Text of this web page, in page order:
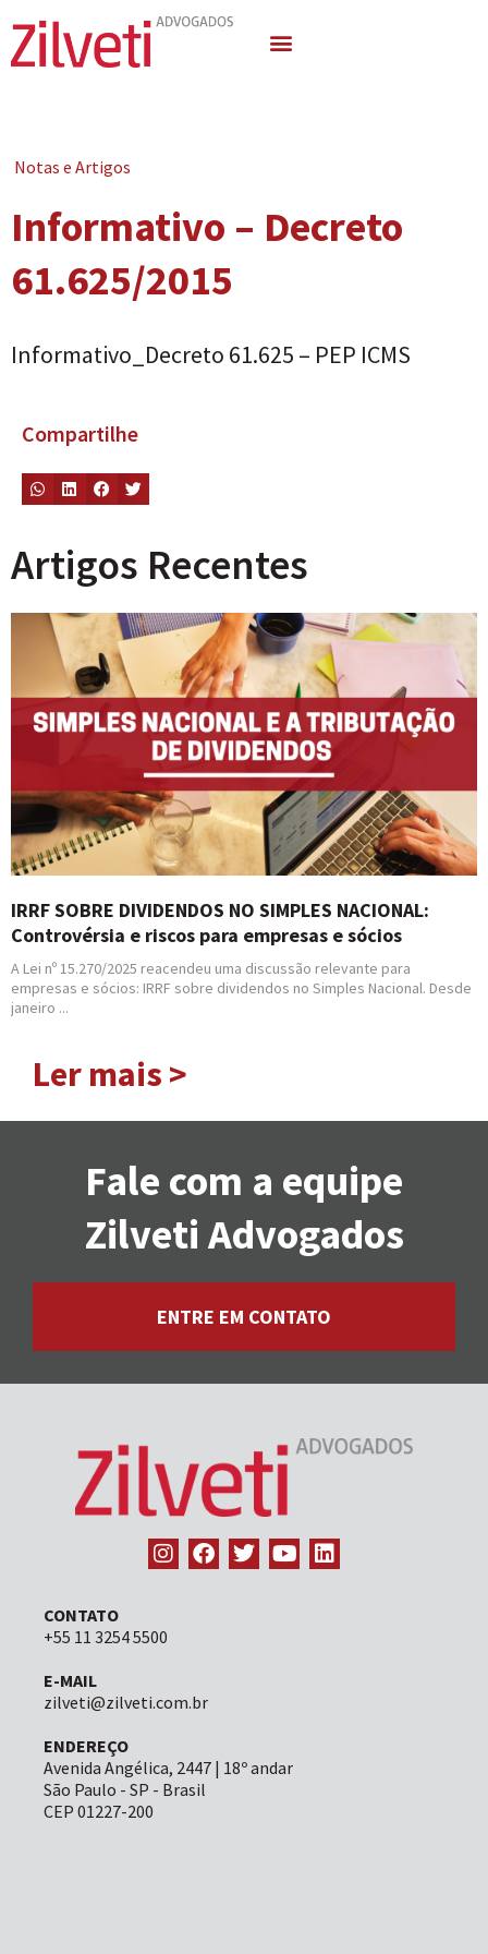
Notas e Artigos
Informativo – Decreto
61.625/2015
Informativo_Decreto 61.625 – PEP ICMS
Compartilhe
Artigos Recentes
IRRF SOBRE DIVIDENDOS NO SIMPLES NACIONAL:
Controvérsia e riscos para empresas e sócios
A Lei nº 15.270/2025 reacendeu uma discussão relevante para
empresas e sócios: IRRF sobre dividendos no Simples Nacional. Desde
janeiro ...
Ler mais >
Fale com a equipe
Zilveti Advogados
ENTRE EM CONTATO
CONTATO
+55 11 3254 5500
E-MAIL
zilveti@zilveti.com.br
ENDEREÇO
Avenida Angélica, 2447 | 18º andar
São Paulo - SP - Brasil
CEP 01227-200